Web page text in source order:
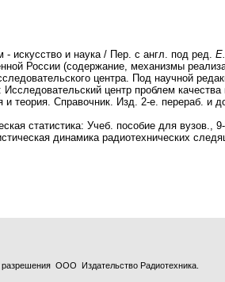
искусство и наука / Пер. с англ. под ред.
России (содержание, механизмы
центра. Под научной
центр проблем качества
теория. Справочник. Изд. 2-е. перераб. и
статистика: Учеб. пособие для
динамика радиотехнических
ООО Издательство Радиотехника.